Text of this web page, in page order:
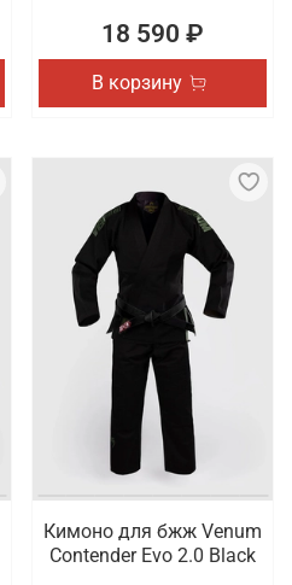
18 590 ₽
В корзину
Кимоно для бжж Venum
Contender Evo 2.0 Black